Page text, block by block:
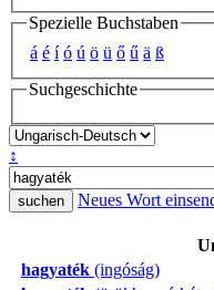
Spezielle Buchstaben
á é í ó ú ö ü ő ű ä ß
Suchgeschichte
↕
Neues Wort
hagyaték (ingóság)